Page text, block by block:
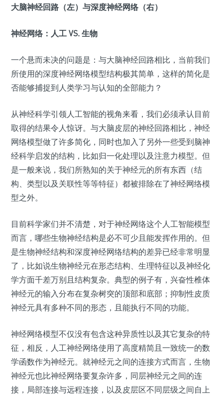
大脑神经回路（左）与深度神经网络（右）
神经网络：人工 VS. 生物
一个悬而未决的问题是：与大脑神经回路相比，当前我们
所使用的深度神经网络模型结构极其简单，这样的简化是
否能够捕捉到人类学习与认知的全部能力？
从神经科学引领人工智能的视角来看，我们必须承认目前
取得的结果令人惊讶。与大脑皮层的神经回路相比，神经
网络模型做了许多简化，同时也加入了另外一些受到脑神
经科学启发的结构，比如归一化处理以及注意力模型。 但
是一般来说，我们所熟知的关于神经元的所有东西（结
构、类型以及关联性等等特征）都被排除在了神经网络模
型之外。
目前科学家们并不清楚，对于神经网络这个人工智能模型
而言，哪些生物神经结构是必不可少且能发挥作用的。 但
是生物神经结构和深度神经网络结构的差异已经非常明显
了，比如说生物神经元在形态结构、生理特征以及神经化
学方面千差万别且结构复杂。典型的例子有，兴奋性椎体
神经元的输入分布在复杂树突的顶部和底部；抑制性皮质
神经元具有多种不同的形态，且能执行不同的功能。
神经网络模型不仅没有包含这种异质性以及其它复杂的特
征，相反，人工神经网络使用了高度精简且一致统一的数
学函数作为神经元。就神经元之间的连接方式而言，生物
神经元也比神经网络要复杂许多，同层神经元之间的连
接，局部连接与远程连接，以及皮层区不同层级之间自上